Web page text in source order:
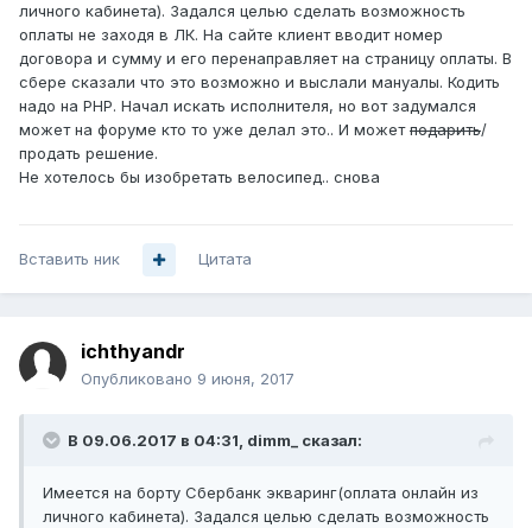
личного кабинета). Задался целью сделать возможность
оплаты не заходя в ЛК. На сайте клиент вводит номер
договора и сумму и его перенаправляет на страницу оплаты. В
сбере сказали что это возможно и выслали мануалы. Кодить
надо на PHP. Начал искать исполнителя, но вот задумался
может на форуме кто то уже делал это.. И можетподарить/
продать решение.
Не хотелось бы изобретать велосипед.. снова
Вставить ник Цитата
ichthyandr
Опубликовано 9 июня, 2017
В 09.06.2017 в 04:31, dimm_ сказал:
Имеется на борту Сбербанк экваринг(оплата онлайн из
личного кабинета). Задался целью сделать возможность